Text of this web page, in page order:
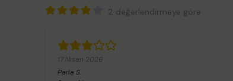
2 değerlendirmeye göre
17 Nisan 2026
Parla S.